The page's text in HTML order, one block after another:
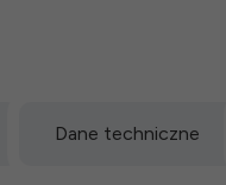
Dane techniczne